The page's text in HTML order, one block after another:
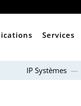
Services
IP Systèmes